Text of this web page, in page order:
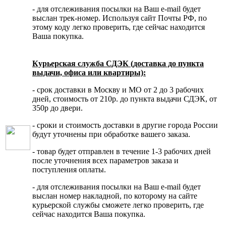
- для отслеживания посылки на Ваш e-mail будет
выслан трек-номер. Используя сайт Почты РФ, по
этому коду легко проверить, где сейчас находится
Ваша покупка.
Курьерская служба СДЭК (доставка до пункта
выдачи, офиса или квартиры):
- срок доставки в Москву и МО от 2 до 3 рабочих
дней, стоимость от 210р. до пункта выдачи СДЭК, от
350р до двери.
- сроки и стоимость доставки в другие города России
будут уточнены при обработке вашего заказа.
- товар будет отправлен в течение 1-3 рабочих дней
после уточнения всех параметров заказа и
поступления оплаты.
- для отслеживания посылки на Ваш e-mail будет
выслан номер накладной, по которому на сайте
курьерской службы сможете легко проверить, где
сейчас находится Ваша покупка.